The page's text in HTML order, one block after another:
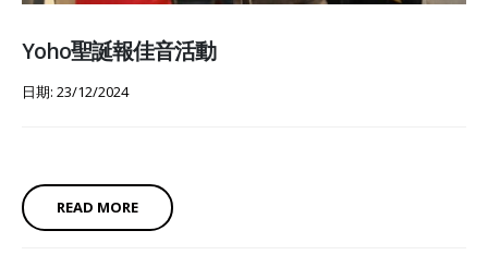
Yoho聖誕報佳音活動
日期: 23/12/2024
READ MORE